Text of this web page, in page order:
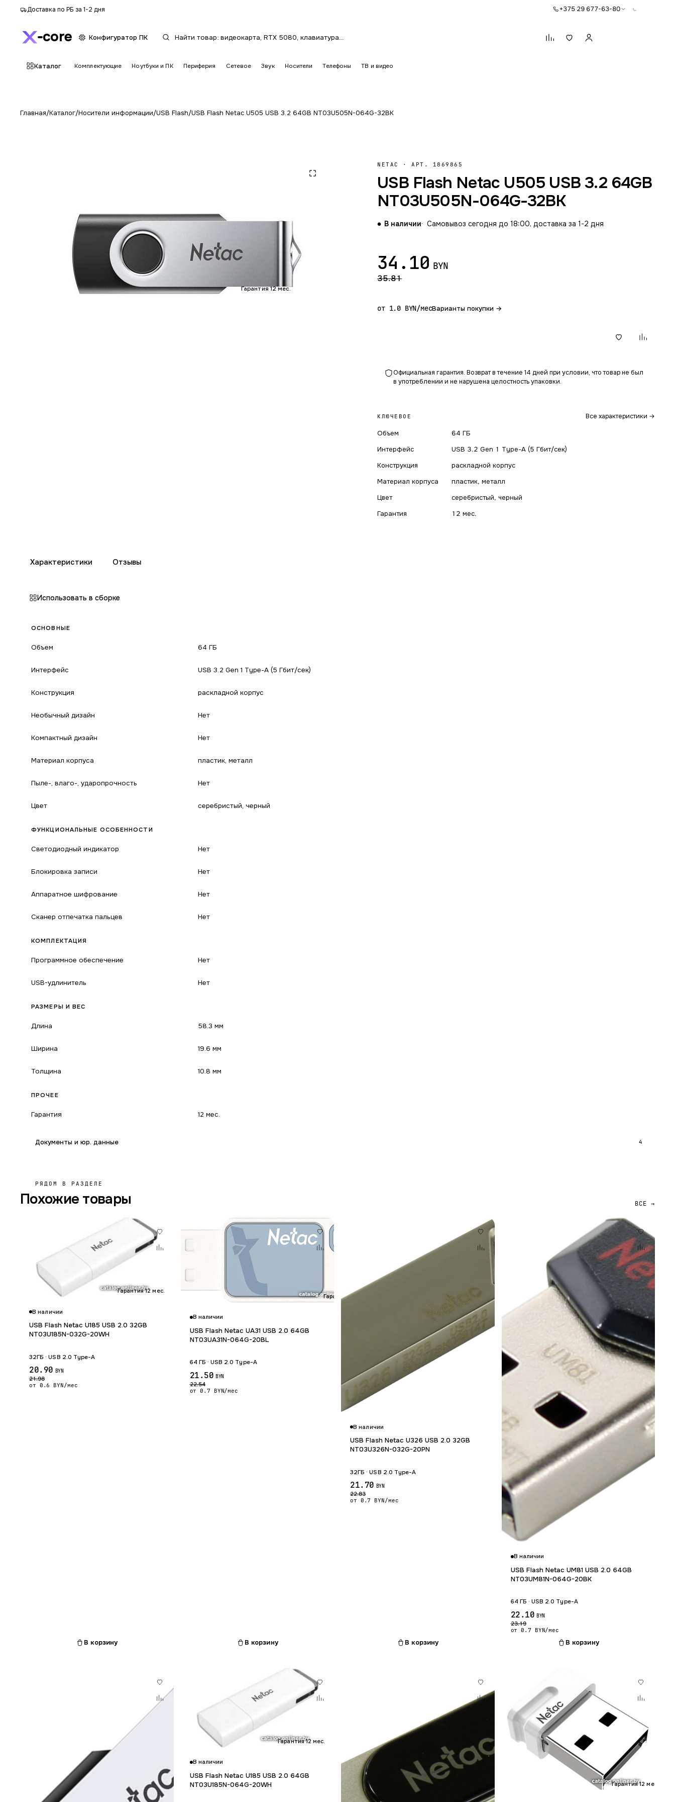
Доставка по РБ за 1-2 дня +375 29 677-63-80
core Конфигуратор ПК
Каталог Комплектующие Ноутбуки и ПК Периферия Сетевое Звук Носители Телефоны ТВ и видео
Главная/Каталог/Носители информации/USB Flash/USB Flash Netac U505 USB 3.2 64GB NT03U505N-064G-32BK
Гарантия 12 мес.
NETAC ·АРТ. 1869865
USB Flash Netac U505 USB 3.2 64GB
NT03U505N-064G-32BK
В наличии Самовывоз сегодня до 18:00, доставка за 1-2 дня
34.10 BYN
35.81
от 1.0 BYN/месВарианты покупки →
Официальная гарантия. Возврат в течение 14 дней при условии, что товар не был
в употреблении и не нарушена целостность упаковки.
КЛЮЧЕВОЕ Все характеристики →
Объем
64 ГБ
Интерфейс
USB 3.2 Gen 1 Type-A (5 Гбит/сек)
Конструкция
раскладной корпус
Материал корпуса
пластик, металл
Цвет
серебристый, черный
Гарантия
12 мес.
Характеристики Отзывы
Использовать в сборке
ОСНОВНЫЕ
Объем 64 ГБ
Интерфейс USB 3.2 Gen 1 Type-A (5 Гбит/сек)
Конструкция раскладной корпус
Необычный дизайн Нет
Компактный дизайн Нет
Материал корпуса пластик, металл
Пыле-, влаго-, ударопрочность Нет
Цвет серебристый, черный
ФУНКЦИОНАЛЬНЫЕ ОСОБЕННОСТИ
Светодиодный индикатор Нет
Блокировка записи Нет
Аппаратное шифрование Нет
Сканер отпечатка пальцев Нет
КОМПЛЕКТАЦИЯ
Программное обеспечение Нет
USB-удлинитель Нет
РАЗМЕРЫ И ВЕС
Длина 58.3 мм
Ширина 19.6 мм
Толщина 10.8 мм
ПРОЧЕЕ
Гарантия 12 мес.
Документы и юр. данные 4
РЯДОМ В РАЗДЕЛЕ
Похожие товары ВСЕ →
Гарантия 12 мес.
В наличии
USB Flash Netac U185 USB 2.0 32GB
NT03U185N-032G-20WH
32ГБ · USB 2.0 Type-A
20.90 BYN
21.98
от 0.6 BYN/мес
В корзину
Гарантия 12 мес.
В наличии
USB Flash Netac UA31 USB 2.0 64GB
NT03UA31N-064G-20BL
64 ГБ · USB 2.0 Type-A
21.50 BYN
22.54
от 0.7 BYN/мес
В корзину
Гарантия 12 мес.
В наличии
USB Flash Netac U326 USB 2.0 32GB
NT03U326N-032G-20PN
32ГБ · USB 2.0 Type-A
21.70 BYN
22.83
от 0.7 BYN/мес
В корзину
В наличии
USB Flash Netac UM81 USB 2.0 64GB
NT03UM81N-064G-20BK
64 ГБ · USB 2.0 Type-A
22.10 BYN
23.19
от 0.7 BYN/мес
В корзину
Гарантия 12 мес.
В наличии
USB Flash Netac U185 USB 2.0 64GB
NT03U185N-064G-20WH
Гарантия 12 мес.